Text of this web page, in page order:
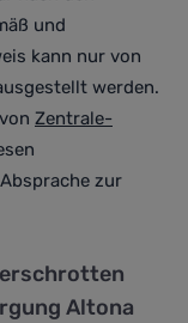
und
kann nur von
werden.
Zentrale-
zur
Altona